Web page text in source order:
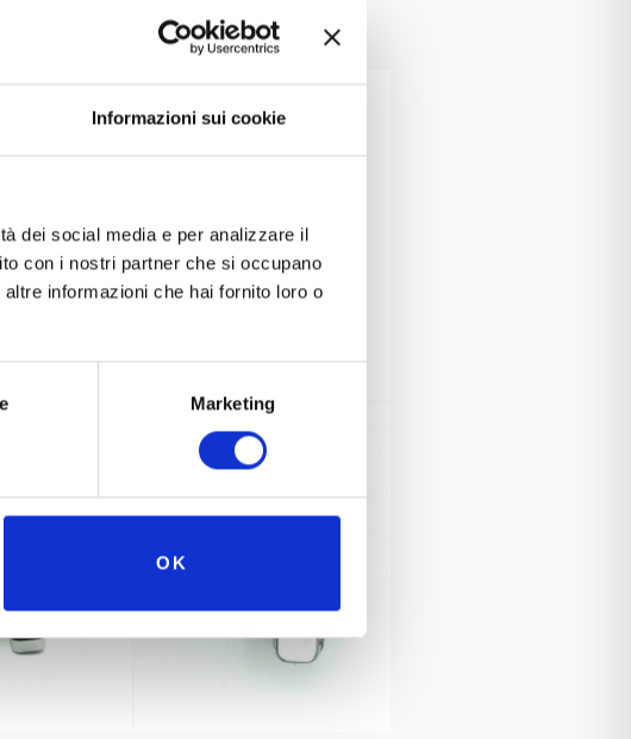
Informazioni sui cookie
dei social media e per analizzare il
con i nostri partner che si occupano
informazioni che hai fornito loro o
Marketing
OK